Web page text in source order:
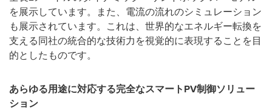
を展示しています。また、電流の流れのシミュレーション
も展示されています。これは、世界的なエネルギー転換を
支える同社の統合的な技術力を視覚的に表現することを目
的としたものです。
あらゆる用途に対応する完全なスマートPV制御ソリュー
ション